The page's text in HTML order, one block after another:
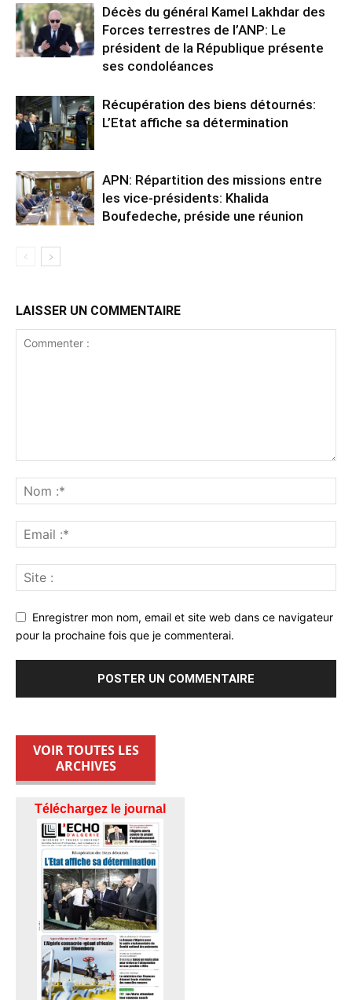
Décès du général Kamel Lakhdar des
Forces terrestres de l’ANP: Le
président de la République présente
ses condoléances
Récupération des biens détournés:
L’Etat affiche sa détermination
APN: Répartition des missions entre
les vice-présidents: Khalida
Boufedeche, préside une réunion
LAISSER UN COMMENTAIRE
Enregistrer mon nom, email et site web dans ce navigateur
pour la prochaine fois que je commenterai.
VOIR TOUTES LES
ARCHIVES